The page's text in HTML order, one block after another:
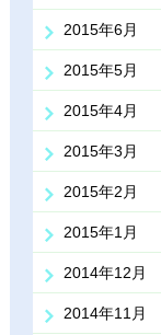
2015年6月
2015年5月
2015年4月
2015年3月
2015年2月
2015年1月
2014年12月
2014年11月